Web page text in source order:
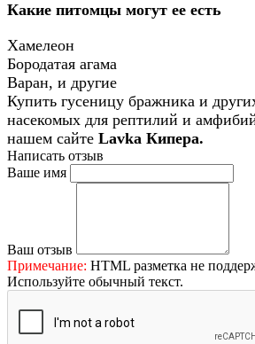
Какие питомцы могут ее есть
Хамелеон
Бородатая агама
Варан, и другие
Купить гусеницу бражника и
насекомых для рептилий и
нашем сайте Lavka Кипера.
Написать отзыв
Ваше имя
Ваш отзыв
Примечание: HTML разметка не
Используйте обычный текст.